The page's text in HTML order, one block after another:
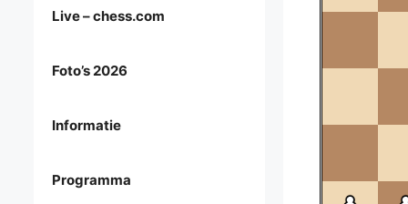
Live – chess.com
Foto’s 2026
Informatie
Programma